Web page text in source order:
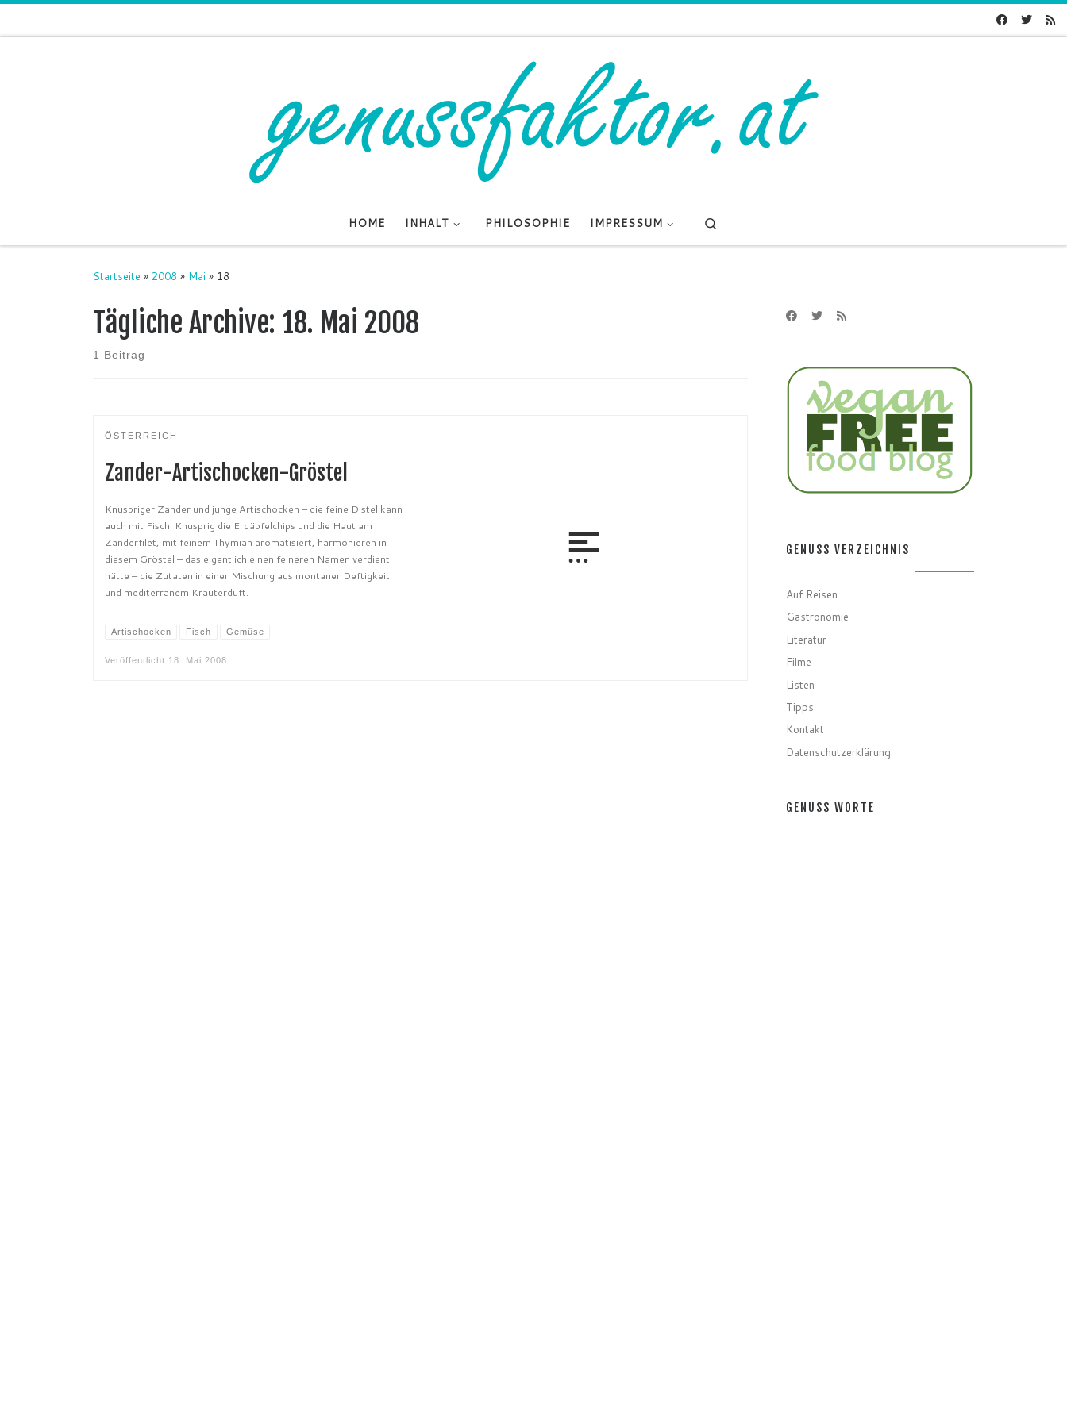
HOME INHALT PHILOSOPHIE IMPRESSUM
Startseite » 2008 » Mai » 18
Tägliche Archive: 18. Mai 2008
1 Beitrag
ÖSTERREICH
Zander-Artischocken-Gröstel
Knuspriger Zander und junge Artischocken – die feine Distel kann
auch mit Fisch! Knusprig die Erdäpfelchips und die Haut am
Zanderfilet, mit feinem Thymian aromatisiert, harmonieren in
diesem Gröstel – das eigentlich einen feineren Namen verdient
hätte – die Zutaten in einer Mischung aus montaner Deftigkeit
und mediterranem Kräuterduft.
Artischocken Fisch Gemüse
Veröffentlicht 18. Mai 2008
GENUSS VERZEICHNIS
Auf Reisen
Gastronomie
Literatur
Filme
Listen
Tipps
Kontakt
Datenschutzerklärung
GENUSS WORTE